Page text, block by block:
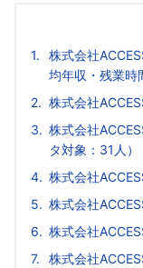
株式会社
均年収・残業時
株式会社
株式会社
タ対象：31人）
株式会社
株式会社
株式会社
株式会社